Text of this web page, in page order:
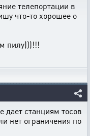
телепортации в
что-то хорошее о
пилу)))!!!
станциям тосов
нет ограничения по